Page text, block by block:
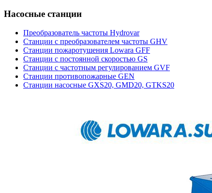
Насосные станции
Преобразователь частоты Hydrovar
Станции с преобразователем частоты GHV
Станции пожаротушения Lowara GFF
Станции с постоянной скоростью GS
Станции с частотным регулированием GVF
Станции противопожарные GEN
Станции насосные GXS20, GMD20, GTKS20